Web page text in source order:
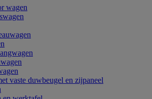
wagen
vaste duwbeugel en zijpaneel